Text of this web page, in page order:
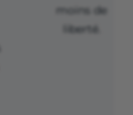
moins de
liberté.